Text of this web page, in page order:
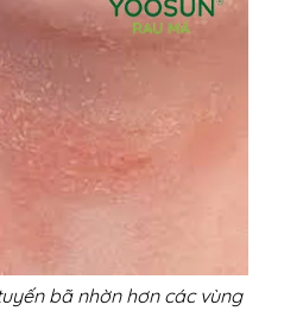
bã nhờn hơn các vùng